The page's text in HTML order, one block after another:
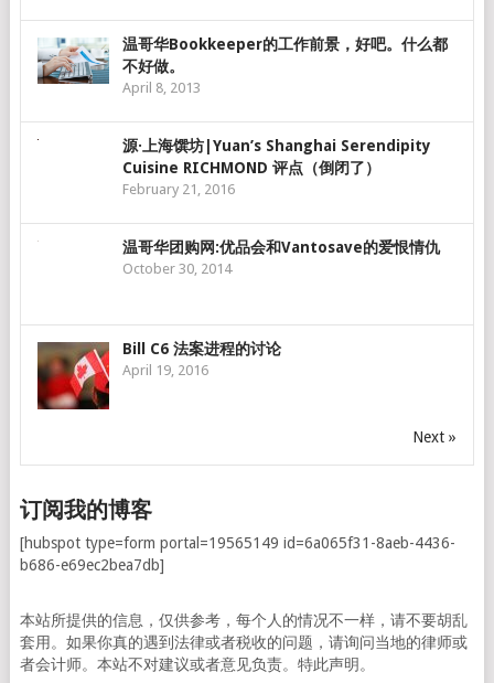
温哥华Bookkeeper的工作前景，好吧。什么都
不好做。
April 8, 2013
源·上海馔坊|Yuan’s Shanghai Serendipity
Cuisine RICHMOND 评点（倒闭了）
February 21, 2016
温哥华团购网:优品会和Vantosave的爱恨情仇
October 30, 2014
Bill C6 法案进程的讨论
April 19, 2016
Next »
订阅我的博客
[hubspot type=form portal=19565149 id=6a065f31-8aeb-4436-
b686-e69ec2bea7db]
本站所提供的信息，仅供参考，每个人的情况不一样，请不要胡乱
套用。如果你真的遇到法律或者税收的问题，请询问当地的律师或
者会计师。本站不对建议或者意见负责。特此声明。